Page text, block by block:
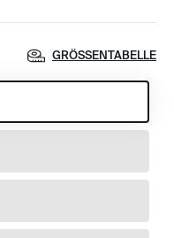
GRÖSSENTABELLE